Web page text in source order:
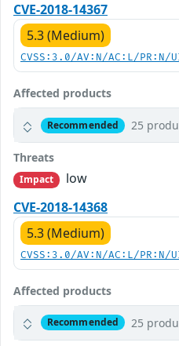
CVE-2018-14367
5.3 (Medium)
CVSS:3.0/AV:N/AC:L/
Affected products
Recommended 25
Threats
Impact
low
CVE-2018-14368
5.3 (Medium)
CVSS:3.0/AV:N/AC:L/
Affected products
Recommended 25